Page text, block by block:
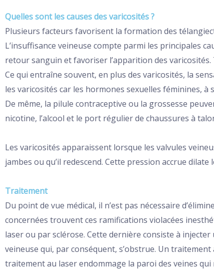
Quelles sont les causes des varicosités ?
Plusieurs facteurs favorisent la formation des
L’insuffisance veineuse compte parmi les principales
retour sanguin et favoriser l’apparition des
Ce qui entraîne souvent, en plus des varicosités, la
les varicosités car les hormones sexuelles féminines,
De même, la pilule contraceptive ou la grossesse
nicotine, l’alcool et le port régulier de chaussures à
Les varicosités apparaissent lorsque les valvules
jambes ou qu’il redescend. Cette pression accrue
Traitement
Du point de vue médical, il n’est pas nécessaire
concernées trouvent ces ramifications violacées
laser ou par sclérose. Cette dernière consiste à
veineuse qui, par conséquent, s’obstrue. Un
traitement au laser endommage la paroi des veines